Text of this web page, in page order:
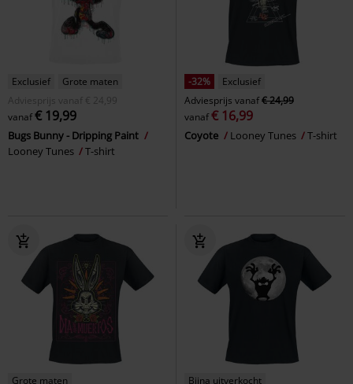
Exclusief
Grote maten
Adviesprijs
vanaf € 24,99
vanaf€ 19,99
Bugs Bunny - Dripping Paint
Looney Tunes
T-shirt
-32%
Exclusief
Adviesprijs vanaf€ 24,99
vanaf€ 16,99
Coyote Looney Tunes T-shirt
Grote maten Bijna uitverkocht